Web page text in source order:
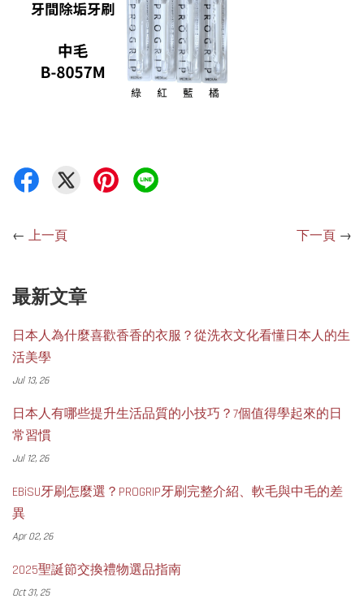
← 上一頁 下一頁 →
最新文章
日本人為什麼喜歡香香的衣服？從洗衣文化看懂日本人的生
活美學
Jul 13, 26
日本人有哪些提升生活品質的小技巧？7個值得學起來的日
常習慣
Jul 12, 26
EBiSU牙刷怎麼選？PROGRIP牙刷完整介紹、軟毛與中毛的差
異
Apr 02, 26
2025聖誕節交換禮物選品指南
Oct 31, 25